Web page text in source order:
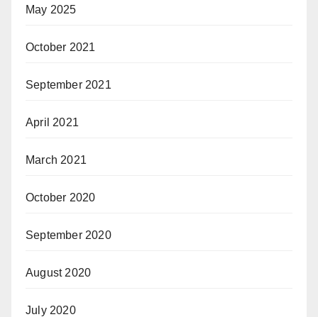
May 2025
October 2021
September 2021
April 2021
March 2021
October 2020
September 2020
August 2020
July 2020